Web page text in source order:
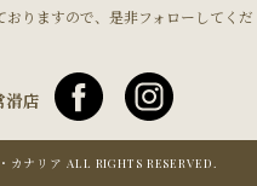
りますので、是非フォローしてくだ
滑店
ナリア ALL RIGHTS RESERVED.